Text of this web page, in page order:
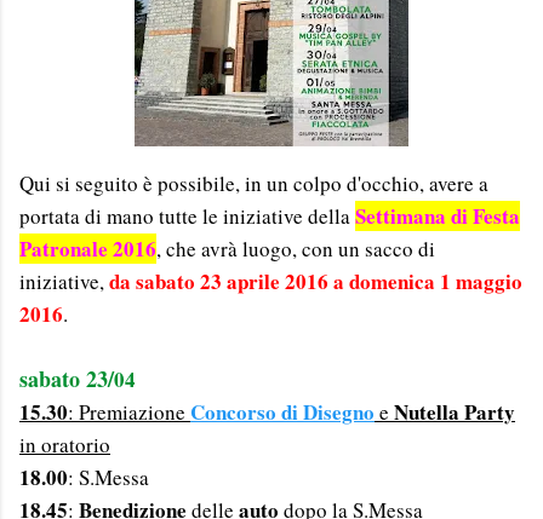
Qui si seguito è possibile, in un colpo d'occhio, avere a
portata di mano tutte le iniziative della Settimana di Festa
Patronale 2016, che avrà luogo, con un sacco di
iniziative, da sabato 23 aprile 2016 a domenica 1 maggio
2016.
sabato 23/04
15.30: Premiazione Concorso di Disegno e Nutella Party
in oratorio
18.00: S.Messa
18.45: Benedizione delle auto dopo la S.Messa